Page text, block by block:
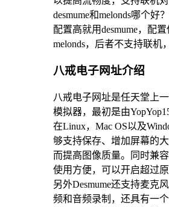
desmume和melonds哪个好
配置高就用desmume，配
melonds，后者不支持联机
八戒电子网址介绍
八戒电子网址是任天堂上
模拟器，最初是由
在Linux，Mac OS以及
够支持保存、增加屏幕的
而提高图像质量。同时兼
使用方便，可以开启超过
另外Desmume还支持麦克
频和音频录制，还具有一